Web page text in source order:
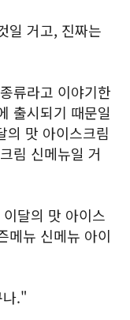
일 거고, 진짜는
류라고 이야기한
출시되기 때문일
의 맛 아이스크림
림 신메뉴일 거
달의 맛 아이스
메뉴 신메뉴 아이
."